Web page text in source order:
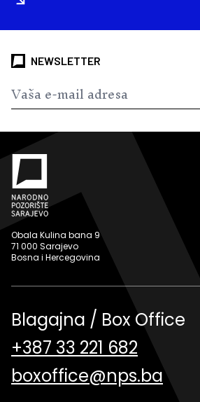
NEWSLETTER
Obala Kulina bana 9
71 000 Sarajevo
Bosna i Hercegovina
Blagajna / Box Office
+387 33 221 682
boxoffice@nps.ba